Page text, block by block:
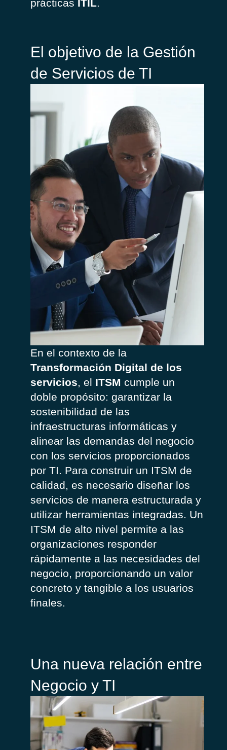
prácticas ITIL.
El objetivo de la Gestión
de Servicios de TI
En el contexto de la
Transformación Digital de los
servicios, el ITSM cumple un
doble propósito: garantizar la
sostenibilidad de las
infraestructuras informáticas y
alinear las demandas del negocio
con los servicios proporcionados
por TI. Para construir un ITSM de
calidad, es necesario diseñar los
servicios de manera estructurada y
utilizar herramientas integradas. Un
ITSM de alto nivel permite a las
organizaciones responder
rápidamente a las necesidades del
negocio, proporcionando un valor
concreto y tangible a los usuarios
finales.
Una nueva relación entre
Negocio y TI